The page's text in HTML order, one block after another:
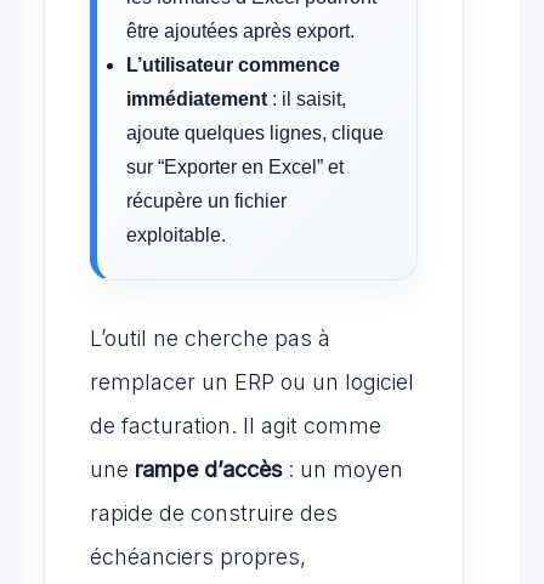
être ajoutées après export.
L’utilisateur commence
immédiatement : il saisit,
ajoute quelques lignes, clique
sur “Exporter en Excel” et
récupère un fichier
exploitable.
L’outil ne cherche pas à
remplacer un ERP ou un logiciel
de facturation. Il agit comme
une rampe d’accès: un moyen
rapide de construire des
échéanciers propres,